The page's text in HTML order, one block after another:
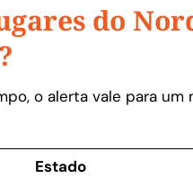
do
o alerta vale para um
Estado